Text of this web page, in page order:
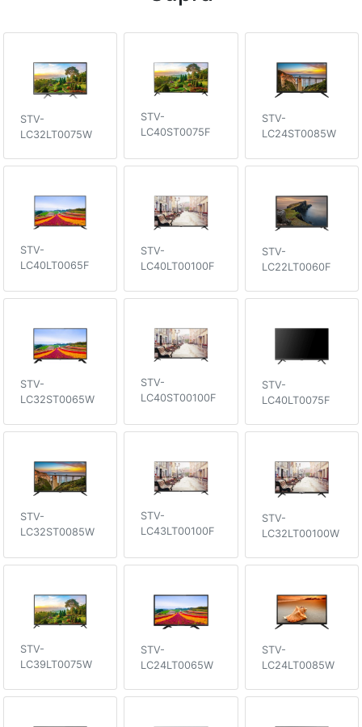
STV-
LC32LT0075W
STV-
LC40ST0075F
STV-
LC24ST0085W
STV-
LC40LT0065F
STV-
LC40LT00100F
STV-
LC22LT0060F
STV-
LC32ST0065W
STV-
LC40ST00100F
STV-
LC40LT0075F
STV-
LC32ST0085W
STV-
LC43LT00100F
STV-
LC32LT00100W
STV-
LC39LT0075W
STV-
LC24LT0065W
STV-
LC24LT0085W